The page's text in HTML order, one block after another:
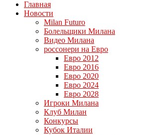
Главная
Новости
Milan Futuro
Болельщики Милана
Видео Милана
россонери на Евро
Евро 2012
Евро 2016
Евро 2020
Евро 2024
Евро 2028
Игроки Милана
Клуб Милан
Конкурсы
Кубок Италии